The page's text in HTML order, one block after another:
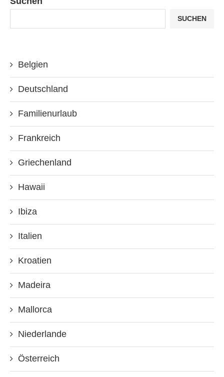
SUCHEN
Belgien
Deutschland
Familienurlaub
Frankreich
Griechenland
Hawaii
Ibiza
Italien
Kroatien
Madeira
Mallorca
Niederlande
Österreich